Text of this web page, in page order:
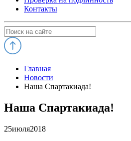
Контакты
Главная
Новости
Наша Спартакиада!
Наша Спартакиада!
25июля2018